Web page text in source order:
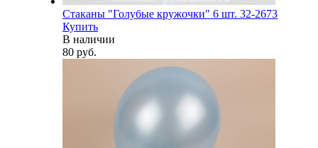
Стаканы "Голубые кружочки" 6 шт. 32-2673
Купить
В наличии
80 руб.